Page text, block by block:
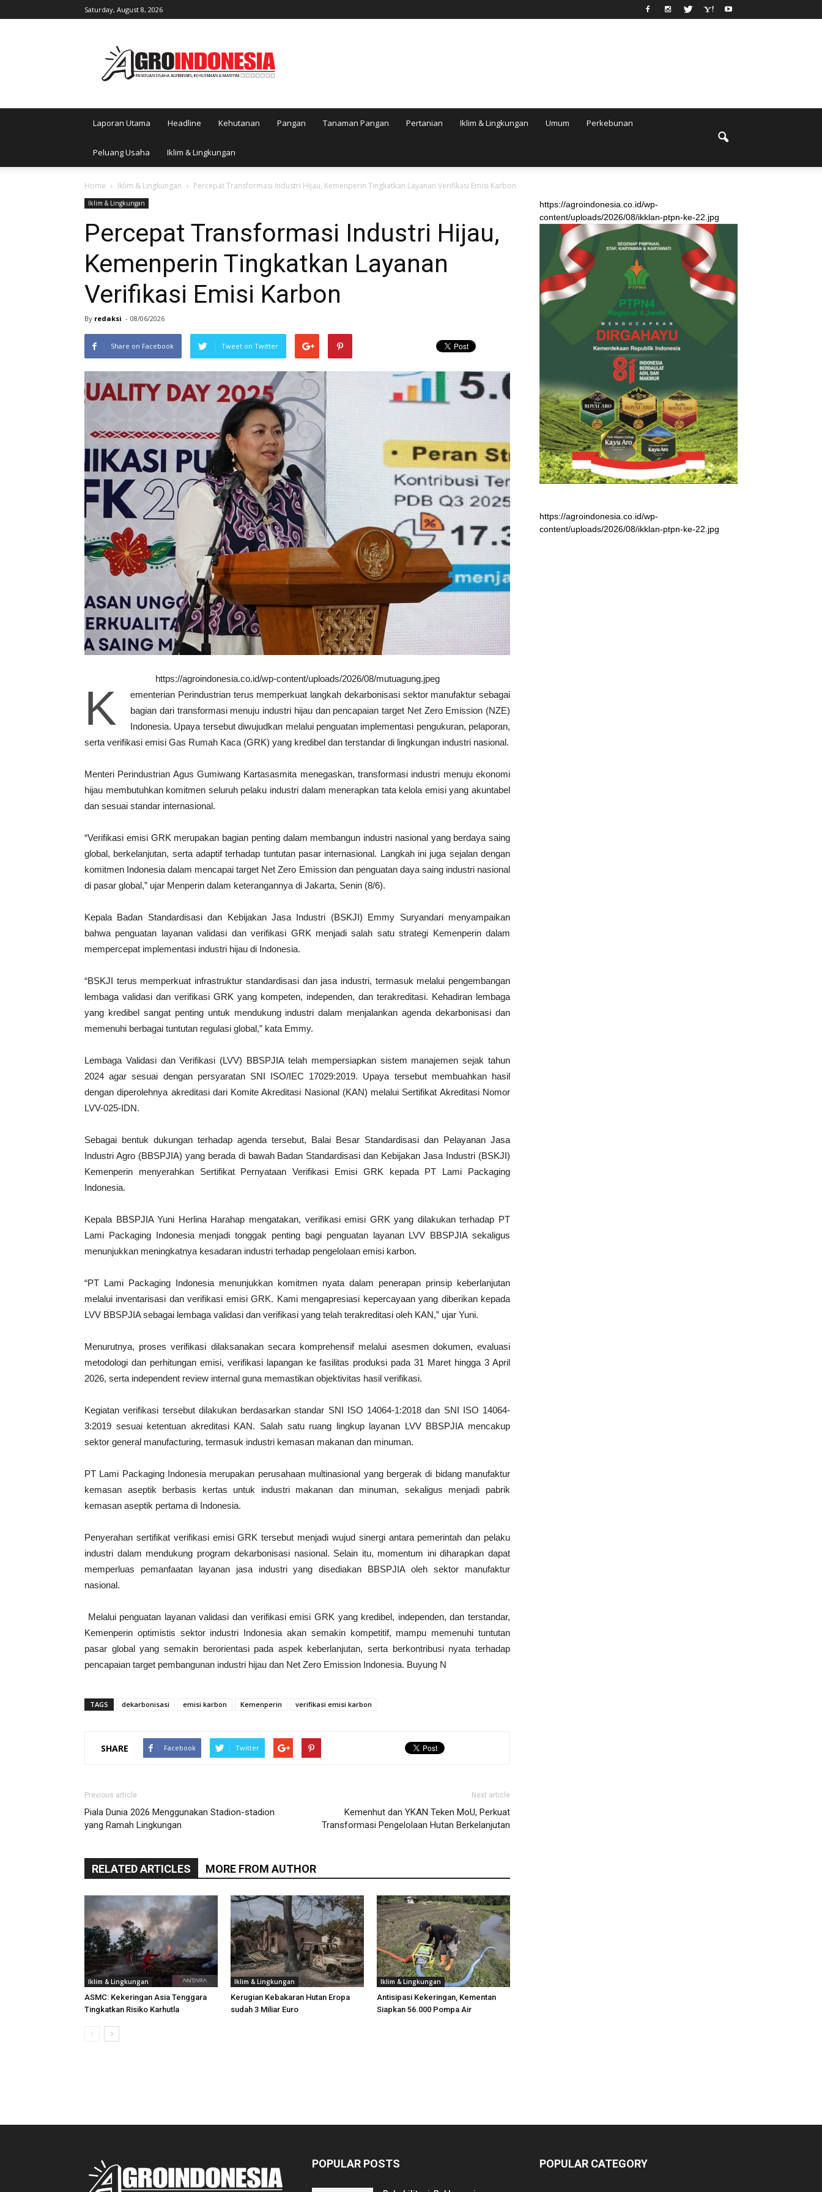
Saturday, August 8, 2026
Laporan Utama Headline Kehutanan Pangan Tanaman Pangan Pertanian Iklim & Lingkungan Umum Perkebunan
Peluang Usaha Iklim & Lingkungan
Home Iklim & Lingkungan Percepat Transformasi Industri Hijau, Kemenperin Tingkatkan Layanan Verifikasi Emisi Karbon
Iklim & Lingkungan
Percepat Transformasi Industri Hijau,
Kemenperin Tingkatkan Layanan
Verifikasi Emisi Karbon
By redaksi - 08/06/2026
Share on Facebook Tweet on Twitter
https://agroindonesia.co.id/wp-content/uploads/2026/08/mutuagung.jpeg
K
ementerian Perindustrian terus memperkuat langkah dekarbonisasi sektor manufaktur sebagai
bagian dari transformasi menuju industri hijau dan pencapaian target Net Zero Emission (NZE)
Indonesia. Upaya tersebut diwujudkan melalui penguatan implementasi pengukuran, pelaporan,
serta verifikasi emisi Gas Rumah Kaca (GRK) yang kredibel dan terstandar di lingkungan industri nasional.
Menteri Perindustrian Agus Gumiwang Kartasasmita menegaskan, transformasi industri menuju ekonomi
hijau membutuhkan komitmen seluruh pelaku industri dalam menerapkan tata kelola emisi yang akuntabel
dan sesuai standar internasional.
“Verifikasi emisi GRK merupakan bagian penting dalam membangun industri nasional yang berdaya saing
global, berkelanjutan, serta adaptif terhadap tuntutan pasar internasional. Langkah ini juga sejalan dengan
komitmen Indonesia dalam mencapai target Net Zero Emission dan penguatan daya saing industri nasional
di pasar global,” ujar Menperin dalam keterangannya di Jakarta, Senin (8/6).
Kepala Badan Standardisasi dan Kebijakan Jasa Industri (BSKJI) Emmy Suryandari menyampaikan
bahwa penguatan layanan validasi dan verifikasi GRK menjadi salah satu strategi Kemenperin dalam
mempercepat implementasi industri hijau di Indonesia.
“BSKJI terus memperkuat infrastruktur standardisasi dan jasa industri, termasuk melalui pengembangan
lembaga validasi dan verifikasi GRK yang kompeten, independen, dan terakreditasi. Kehadiran lembaga
yang kredibel sangat penting untuk mendukung industri dalam menjalankan agenda dekarbonisasi dan
memenuhi berbagai tuntutan regulasi global,” kata Emmy.
Lembaga Validasi dan Verifikasi (LVV) BBSPJIA telah mempersiapkan sistem manajemen sejak tahun
2024 agar sesuai dengan persyaratan SNI ISO/IEC 17029:2019. Upaya tersebut membuahkan hasil
dengan diperolehnya akreditasi dari Komite Akreditasi Nasional (KAN) melalui Sertifikat Akreditasi Nomor
LVV-025-IDN.
Sebagai bentuk dukungan terhadap agenda tersebut, Balai Besar Standardisasi dan Pelayanan Jasa
Industri Agro (BBSPJIA) yang berada di bawah Badan Standardisasi dan Kebijakan Jasa Industri (BSKJI)
Kemenperin menyerahkan Sertifikat Pernyataan Verifikasi Emisi GRK kepada PT Lami Packaging
Indonesia.
Kepala BBSPJIA Yuni Herlina Harahap mengatakan, verifikasi emisi GRK yang dilakukan terhadap PT
Lami Packaging Indonesia menjadi tonggak penting bagi penguatan layanan LVV BBSPJIA sekaligus
menunjukkan meningkatnya kesadaran industri terhadap pengelolaan emisi karbon.
“PT Lami Packaging Indonesia menunjukkan komitmen nyata dalam penerapan prinsip keberlanjutan
melalui inventarisasi dan verifikasi emisi GRK. Kami mengapresiasi kepercayaan yang diberikan kepada
LVV BBSPJIA sebagai lembaga validasi dan verifikasi yang telah terakreditasi oleh KAN,” ujar Yuni.
Menurutnya, proses verifikasi dilaksanakan secara komprehensif melalui asesmen dokumen, evaluasi
metodologi dan perhitungan emisi, verifikasi lapangan ke fasilitas produksi pada 31 Maret hingga 3 April
2026, serta independent review internal guna memastikan objektivitas hasil verifikasi.
Kegiatan verifikasi tersebut dilakukan berdasarkan standar SNI ISO 14064-1:2018 dan SNI ISO 14064-
3:2019 sesuai ketentuan akreditasi KAN. Salah satu ruang lingkup layanan LVV BBSPJIA mencakup
sektor general manufacturing, termasuk industri kemasan makanan dan minuman.
PT Lami Packaging Indonesia merupakan perusahaan multinasional yang bergerak di bidang manufaktur
kemasan aseptik berbasis kertas untuk industri makanan dan minuman, sekaligus menjadi pabrik
kemasan aseptik pertama di Indonesia.
Penyerahan sertifikat verifikasi emisi GRK tersebut menjadi wujud sinergi antara pemerintah dan pelaku
industri dalam mendukung program dekarbonisasi nasional. Selain itu, momentum ini diharapkan dapat
memperluas pemanfaatan layanan jasa industri yang disediakan BBSPJIA oleh sektor manufaktur
nasional.
Melalui penguatan layanan validasi dan verifikasi emisi GRK yang kredibel, independen, dan terstandar,
Kemenperin optimistis sektor industri Indonesia akan semakin kompetitif, mampu memenuhi tuntutan
pasar global yang semakin berorientasi pada aspek keberlanjutan, serta berkontribusi nyata terhadap
pencapaian target pembangunan industri hijau dan Net Zero Emission Indonesia. Buyung N
TAGS dekarbonisasi emisi karbon Kemenperin verifikasi emisi karbon
SHARE Facebook Twitter
Previous article
Piala Dunia 2026 Menggunakan Stadion-stadion
yang Ramah Lingkungan
Next article
Kemenhut dan YKAN Teken MoU, Perkuat
Transformasi Pengelolaan Hutan Berkelanjutan
RELATED ARTICLES MORE FROM AUTHOR
Iklim & Lingkungan
ASMC: Kekeringan Asia Tenggara
Tingkatkan Risiko Karhutla
Iklim & Lingkungan
Kerugian Kebakaran Hutan Eropa
sudah 3 Miliar Euro
Iklim & Lingkungan
Antisipasi Kekeringan, Kementan
Siapkan 56.000 Pompa Air
https://agroindonesia.co.id/wp-
content/uploads/2026/08/ikklan-ptpn-ke-22.jpg
https://agroindonesia.co.id/wp-
content/uploads/2026/08/ikklan-ptpn-ke-22.jpg
POPULAR POSTS POPULAR CATEGORY